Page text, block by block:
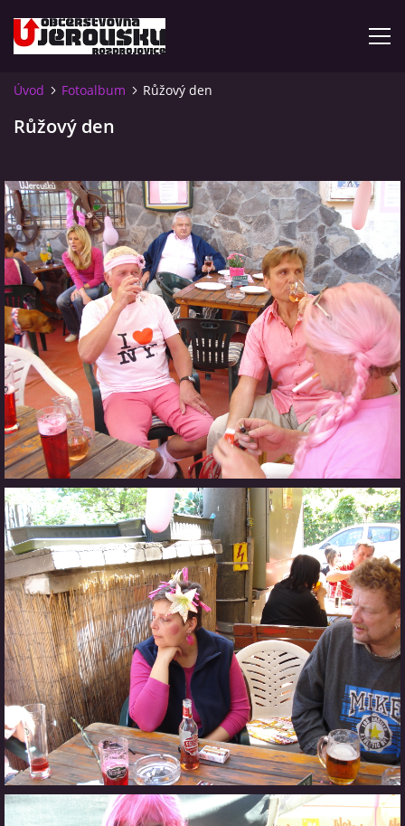
VIDLÁCKÝ VÍCEBOJ 2023 - VIDEO
OTEVÍRACÍ DOBA
VIDLÁCKÝ VÍCEBOJ 2020 - ČLÁNEK Z ROZDROJOVICKÉ
DRBNY 4/2020
VIDLÁCKÝ VÍCEBOJ 2020 - VIDEO
CO SI U NÁS DÁTE?
STUDENÁ KUCHYNĚ
FOTOALBUM
CESTA KOLEM SVĚTA 2014 - VIDEO
VIDLÁCKÝ VÍCEBOJ 2023
CENÍK
Úvod Fotoalbum Růžový den
Růžový den